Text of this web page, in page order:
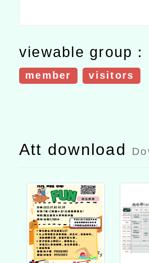
viewable group：
member visitors
Att download